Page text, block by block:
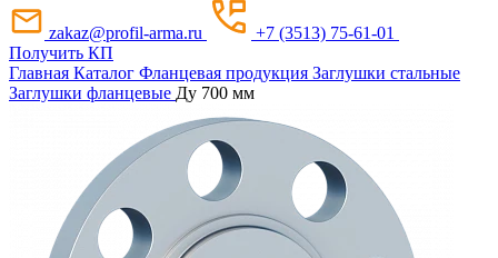
zakaz@profil-arma.ru
+7 (3513) 75-61-01
Получить КП
Главная Каталог Фланцевая продукция Заглушки стальные
Заглушки фланцевые Ду 700 мм